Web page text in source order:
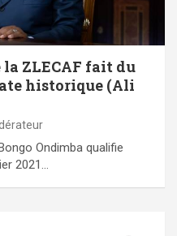
la ZLECAF fait du
historique (Ali
Ondimba qualifie
2021…